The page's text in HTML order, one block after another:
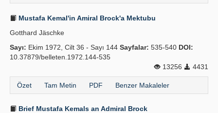
Mustafa Kemal'in Amiral Brock'a Mektubu
Gotthard Jäschke
Sayı: Ekim 1972, Cilt 36 - Sayı 144 Sayfalar: 535-540 DOI:
10.37879/belleten.1972.144-535
13256
4431
Özet Tam Metin PDF Benzer Makaleler
Brief Mustafa Kemals an Admiral Brock